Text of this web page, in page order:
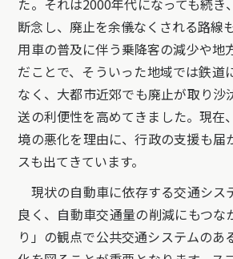
た。それは2000年代になっても続
断念し、廃止を余儀なくされる路線
用車の普及に伴う乗降客の減少や地
だことで、そういった地域では鉄
なく、大都市近郊でも廃止が取り
送の利便性を高めてきました。現
境の悪化を理由に、行政の支援も
スも出てきています。
現状の自動車に依存する交通シス
良く、自動車交通量の削減にもつ
り」の観点で公共交通システムの